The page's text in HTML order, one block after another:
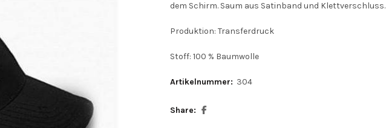
dem Schirm. Saum aus Satinband und Klettverschluss.
Produktion: Transferdruck
Stoff: 100 % Baumwolle
Artikelnummer: 304
Share